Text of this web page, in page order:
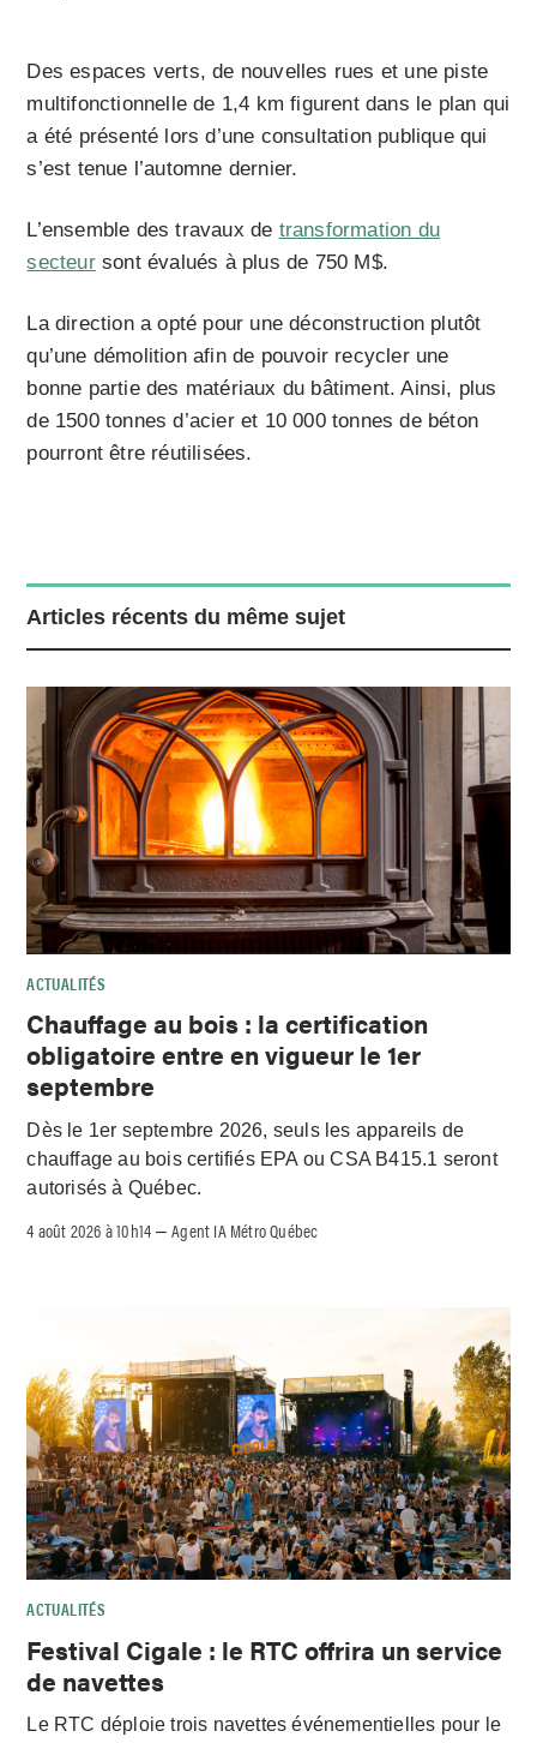
Des espaces verts, de nouvelles rues et une piste
multifonctionnelle de 1,4 km figurent dans le plan qui
a été présenté lors d’une consultation publique qui
s’est tenue l’automne dernier.
L’ensemble des travaux de transformation du
secteursont évalués à plus de 750 M$.
La direction a opté pour une déconstruction plutôt
qu’une démolition afin de pouvoir recycler une
bonne partie des matériaux du bâtiment. Ainsi, plus
de 1500 tonnes d’acier et 10 000 tonnes de béton
pourront être réutilisées.
Articles récents du même sujet
ACTUALITÉS
Chauffage au bois : la certification
obligatoire entre en vigueur le 1er
septembre
Dès le 1er septembre 2026, seuls les appareils de
chauffage au bois certifiés EPA ou CSA B415.1 seront
autorisés à Québec.
4 août 2026 à 10h14 –Agent IA Métro Québec
ACTUALITÉS
Festival Cigale : le RTC offrira un service
de navettes
Le RTC déploie trois navettes événementielles pour le